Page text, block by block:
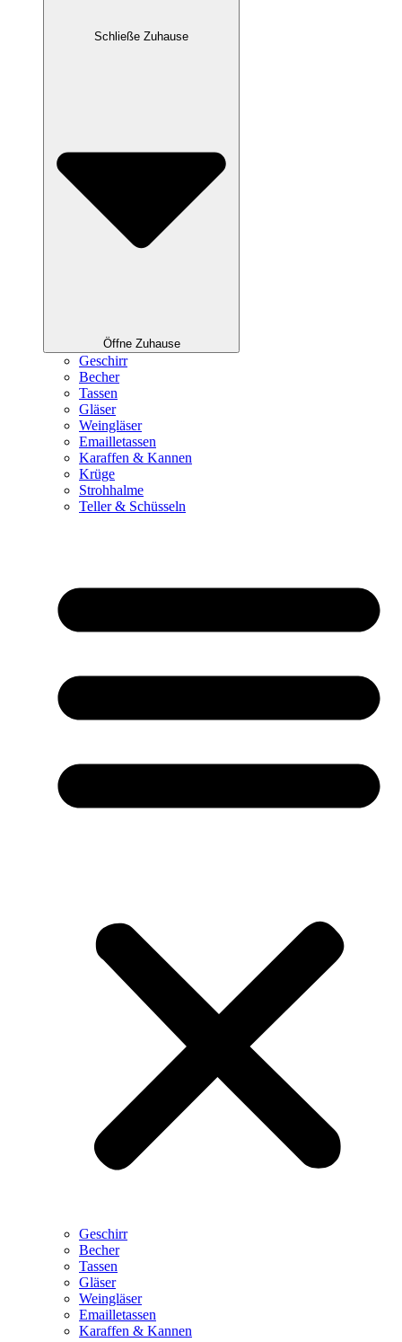
Schließe Zuhause
Öffne Zuhause
Geschirr
Becher
Tassen
Gläser
Weingläser
Emailletassen
Karaffen & Kannen
Krüge
Strohhalme
Teller & Schüsseln
Geschirr
Becher
Tassen
Gläser
Weingläser
Emailletassen
Karaffen & Kannen